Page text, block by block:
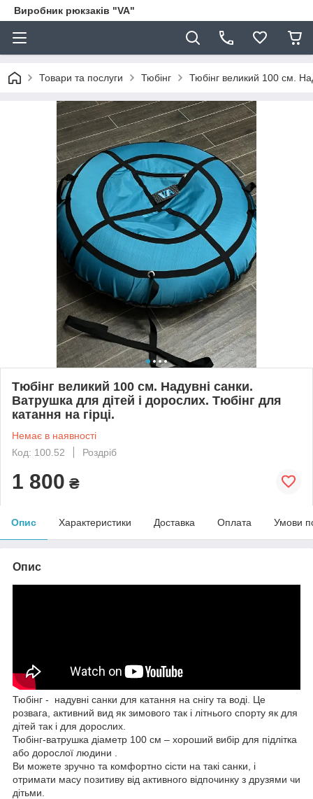
Виробник рюкзаків "VA"
Товари та послуги Тюбінг Тюбінг великий 100 см.
Тюбінг великий 100 см. Надувні санки.
Ватрушка для дітей і дорослих. Тюбінг для
катання на гірці.
Немає в наявності
Код: 100.52
Роздріб
1 800 ₴
Опис Характеристики Доставка Оплата Умови
Опис
Тюбінг - надувні санки для катання на снігу та воді. Це
розвага, активний вид як зимового так і літнього спорту як для
дітей так і для дорослих.
Тюбінг-ватрушка діаметр 100 см – хороший вибір для підлітка
або дорослої людини .
Ви можете зручно та комфортно сісти на такі санки, і
отримати масу позитиву від активного відпочинку з друзями чи
дітьми.